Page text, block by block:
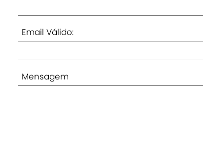
Email Válido:
Mensagem